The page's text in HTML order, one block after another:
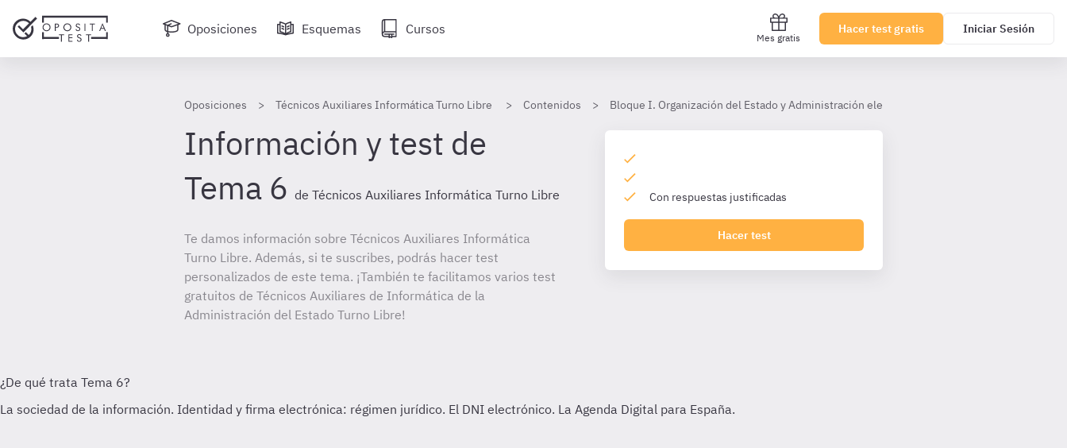
Oposiciones Esquemas Cursos
Mes gratis
Hacer test gratis Iniciar Sesión
Oposiciones Técnicos Auxiliares Informática Turno Libre Contenidos Bloque I. Organización del Estado y Administración electrónica - TAI TL
Información y test de
Tema 6 de Técnicos Auxiliares Informática Turno Libre
Te damos información sobre Técnicos Auxiliares Informática
Turno Libre. Además, si te suscribes, podrás hacer test
personalizados de este tema. ¡También te facilitamos varios test
gratuitos de Técnicos Auxiliares de Informática de la
Administración del Estado Turno Libre!
Con respuestas justificadas
Hacer test